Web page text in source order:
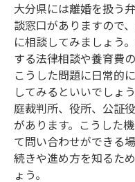
大分県には離婚を扱う
談窓口がありますので
に相談してみましょう
する法律相談や養育費
こうした問題に日常的
してみるといいでしょ
庭裁判所、役所、公証
があります。こうした
て問い合わせができる
続きや進め方を知るた
ょう。